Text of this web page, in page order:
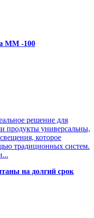
MM -100
решение для
продукты универсальны,
которое
традиционных систем.
на долгий срок